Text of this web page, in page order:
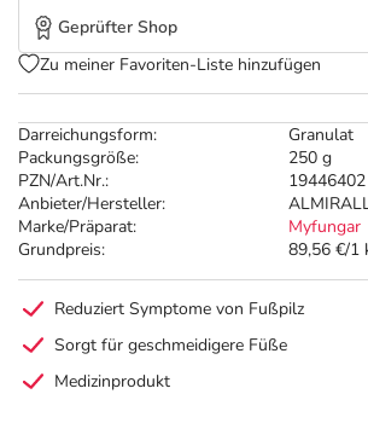
Darreichungsform:
Granulat
Packungsgröße:
250 g
PZN/Art.Nr.:
19446402
Anbieter/Hersteller:
Marke/Präparat:
Myfungar
Grundpreis:
89,56 €/1
Geprüfter Shop
Zu meiner Favoriten-Liste hinzufügen
Reduziert Symptome von Fußpilz
Sorgt für geschmeidigere Füße
Medizinprodukt